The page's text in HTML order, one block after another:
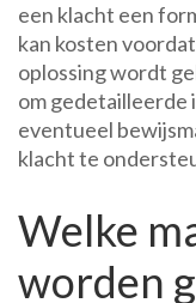
een klacht een
kan kosten
oplossing wordt
om
eventueel
klacht te
Welke
worden